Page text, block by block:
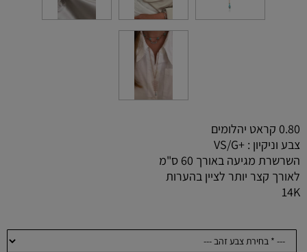
0.80 קראט יהלומים
צבע וניקיון : +VS/G
השרשרת מגיעה באורך 60 ס"מ
לאורך קצר יותר לציין בהערות
14K